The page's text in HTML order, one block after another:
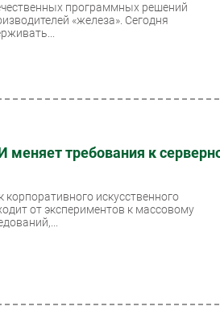
программных решений
«железа». Сегодня
меняет требования к
корпоративного искусственного
от экспериментов к массовому